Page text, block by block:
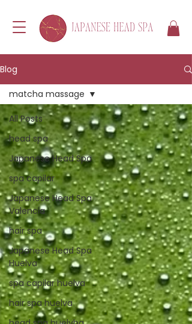
Blog
All Posts
head spa
Japanese Head Spa
spa capilar
Japanese Head Spa
Valencia
hair spa
Japanese Head Spa
Huelva
spa capilar huelva
hair spa huelva
matcha massage